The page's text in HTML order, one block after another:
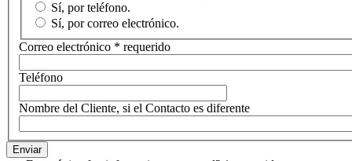
Sí, por teléfono.
Sí, por correo electrónico.
Correo electrónico * requerido
Teléfono
Nombre del Cliente, si el Contacto es diferente